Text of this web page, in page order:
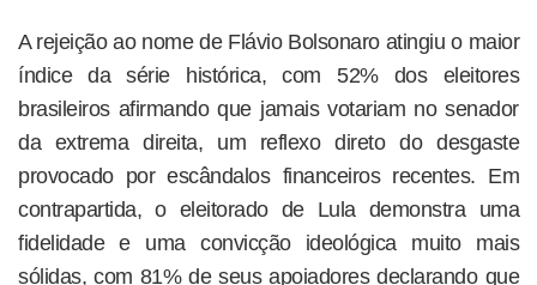
A rejeição ao nome de Flávio Bolsonaro atingiu o maior
índice da série histórica, com 52% dos eleitores
brasileiros afirmando que jamais votariam no senador
da extrema direita, um reflexo direto do desgaste
provocado por escândalos financeiros recentes. Em
contrapartida, o eleitorado de Lula demonstra uma
fidelidade e uma convicção ideológica muito mais
sólidas, com 81% de seus apoiadores declarando que